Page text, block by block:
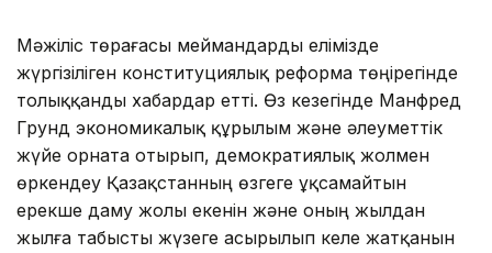
Мәжіліс төрағасы меймандарды елімізде
жүргізіліген конституциялық реформа төңірегінде
толыққанды хабардар етті. Өз кезегінде Манфред
Грунд экономикалық құрылым және әлеуметтік
жүйе орната отырып, демократиялық жолмен
өркендеу Қазақстанның өзгеге ұқсамайтын
ерекше даму жолы екенін және оның жылдан
жылға табысты жүзеге асырылып келе жатқанын